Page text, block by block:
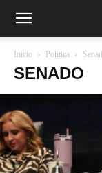
Inicio Política
SENADO